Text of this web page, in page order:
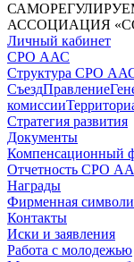
АССОЦИАЦИЯ
Личный кабинет
СРО ААС
Структура СРО
СъездПравление
комиссии
Стратегия развития
Документы
Компенсационный
Отчетность СРО
Награды
Фирменная
Контакты
Иски и заявления
Работа с молодежью